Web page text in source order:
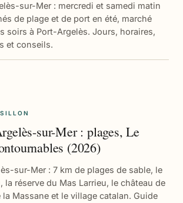
sur-Mer : mercredi et samedi matin
de plage et de port en été, marché
soirs à Port-Argelès. Jours, horaires,
et conseils.
sur-Mer : plages, Le
(2026)
sur-Mer : 7 km de plages de sable, le
la réserve du Mas Larrieu, le château de
la Massane et le village catalan. Guide